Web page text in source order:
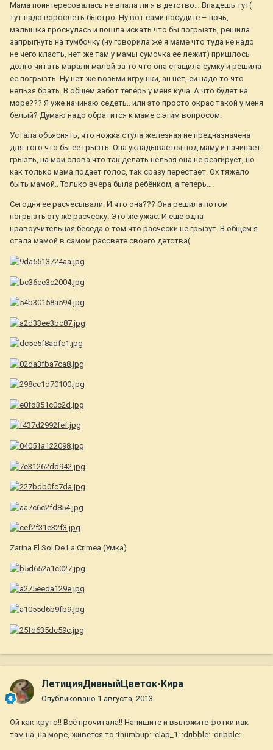
Мама поинтересовалась не впала ли я в детство… Впадешь тут(
тут надо взрослеть быстро. Ну вот сами посудите – ночь,
малышка проснулась и пошла искать что бы погрызть, решила
запрыгнуть на тумбочку (ну говорила же я маме что туда не надо
не чего класть, нет же там у мамы сумочка ее лежит) пришлось
долго читать марали малой за то что она стащила сумку и решила
ее погрызть. Ну нет же возьми игрушки, ан нет, ей надо то что
нельзя брать. В общем забот теперь у меня куча. А что будет на
море??? Я уже начинаю седеть.. или это просто окрас такой у меня
белый? Думаю надо обратится к маме с этим вопросом.
Устала объяснять, что ножка стула железная не предназначена
для того что бы ее грызть. Она укладывается под маму и начинает
грызть, на мои слова что так делать нельзя она не реагирует, но
как только мама подает голос, так сразу перестает. Ох тяжело
быть мамой.. Только вчера была ребёнком, а теперь….
Сегодня ее расчесывали. И что она??? Она решила потом
погрызть эту же расческу. Это же ужас. И еще одна
нравоучительная беседа о том что расчески не грызут. В общем я
стала мамой в самом рассвете своего детства(
Zarina El Sol De La Crimea (Умка)
ЛетицияДивныйЦветок-Кира
Опубликовано 1 августа, 2013
Ой как круто!! Всё прочитала!! Напишите и выложите фотки как
там на ,на море, живётся то :thumbup: :clap_1: :dribble: :dribble: